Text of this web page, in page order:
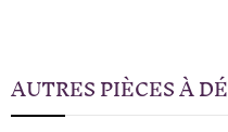
AUTRES PIÈCES À